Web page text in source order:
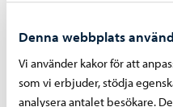
Denna webbplats
Vi använder kakor för att
som vi erbjuder, stödja
analysera antalet besökare.
Borgå: